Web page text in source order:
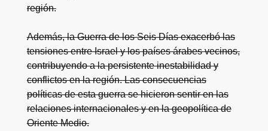
región.
Además, la Guerra de los Seis Días exacerbó las
tensiones entre Israel y los países árabes vecinos,
contribuyendo a la persistente inestabilidad y
conflictos en la región. Las consecuencias
políticas de esta guerra se hicieron sentir en las
relaciones internacionales y en la geopolítica de
Oriente Medio.